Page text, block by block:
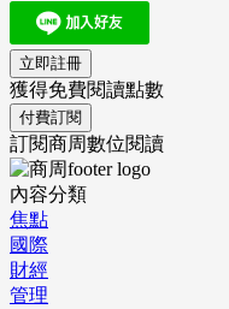
立即註冊
獲得免費閱讀點數
付費訂閱
訂閱商周數位閱讀
內容分類
焦點
國際
財經
管理